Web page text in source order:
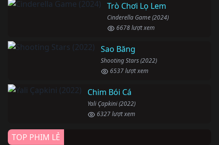
Trò Chơi Lọ Lem
Cinderella Game (2024)
6678 lượt xem
Sao Băng
Shooting Stars (2022)
6537 lượt xem
Chim Bói Cá
Yali Çapkini (2022)
6327 lượt xem
TOP PHIM LẺ